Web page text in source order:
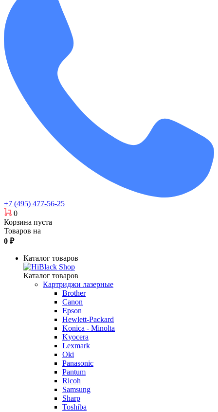
+7 (495) 477-56-25
0
Корзина пуста
Товаров на
0 ₽
Каталог товаров
Каталог товаров
Картриджи лазерные
Brother
Canon
Epson
Hewlett-Packard
Konica - Minolta
Kyocera
Lexmark
Oki
Panasonic
Pantum
Ricoh
Samsung
Sharp
Toshiba